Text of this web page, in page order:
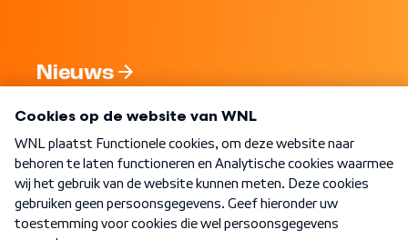
Nieuws
Nieuwsbrief
Word Lid